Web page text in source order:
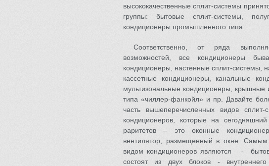
высококачественные сплит-системы
группы: бытовые сплит-системы,
кондиционеры промышленного типа.
Соответственно, от ряда
возможностей, все кондиционеры
кондиционеры, настенные сплит-системы,
кассетные кондиционеры, канальные
мультизональные кондиционеры,
типа «чиллер-фанкойл» и пр. Давайте
часть вышеперечисленных видов
кондиционеров, которые на
раритетов – это оконные
вентилятор, размещенный в окне.
видом кондиционеров являются -
состоят из двух блоков -